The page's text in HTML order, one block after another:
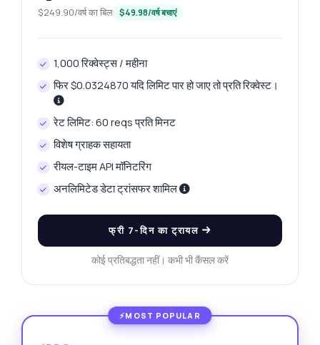
$249.90/वर्ष का बिल $49.98/वर्ष बचाएं
1,000 रिक्वेस्ट्स / महीना
फिर $0.0324870 यदि लिमिट पार हो जाए तो प्रति रिक्वेस्ट।
रेट लिमिट: 60 reqs प्रति मिनट
विशेष ग्राहक सहायता
रीयल-टाइम API मॉनिटरिंग
अनलिमिटेड डेटा ट्रांसफर शामिल
फ्री 7-दिन का ट्रायल
कोई प्रतिबद्धता नहीं। कभी भी कैंसल करें